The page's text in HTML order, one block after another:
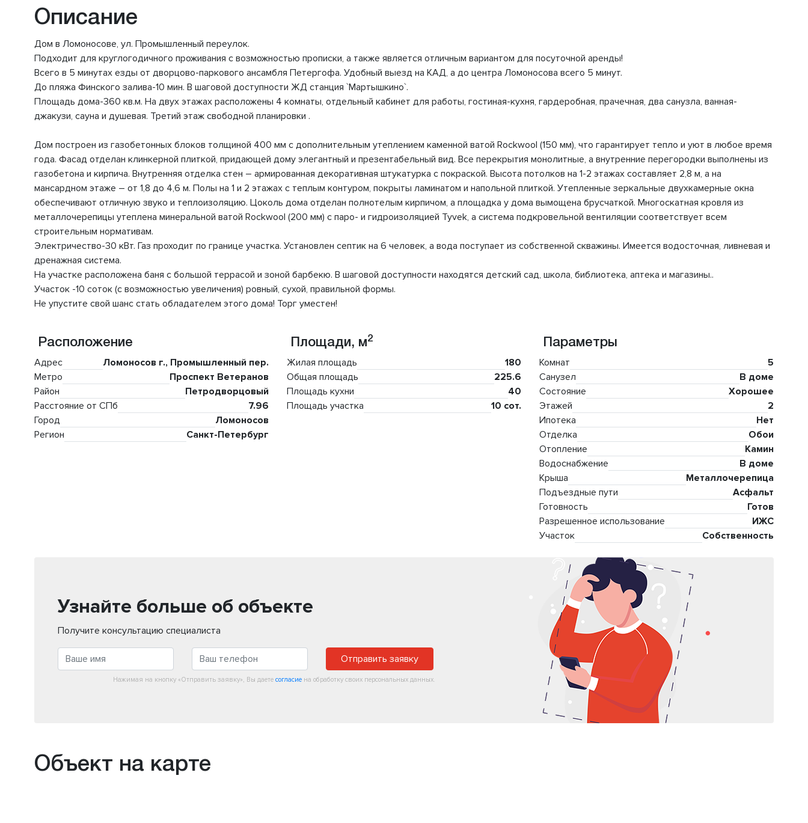
Описание
Дом в Ломоносове, ул. Промышленный переулок.
Подходит для круглогодичного проживания с возможностью прописки, а также является отличным вариантом для посуточной аренды!
Всего в 5 минутах езды от дворцово-паркового ансамбля Петергофа. Удобный выезд на КАД, а до центра Ломоносова всего 5 минут.
До пляжа Финского залива-10 мин. В шаговой доступности ЖД станция `Мартышкино`.
Площадь дома-360 кв.м. На двух этажах расположены 4 комнаты, отдельный кабинет для работы, гостиная-кухня, гардеробная, прачечная, два санузла, ванная-
джакузи, сауна и душевая. Третий этаж свободной планировки .
Дом построен из газобетонных блоков толщиной 400 мм с дополнительным утеплением каменной ватой Rockwool (150 мм), что гарантирует тепло и уют в любое время
года. Фасад отделан клинкерной плиткой, придающей дому элегантный и презентабельный вид. Все перекрытия монолитные, а внутренние перегородки выполнены из
газобетона и кирпича. Внутренняя отделка стен – армированная декоративная штукатурка с покраской. Высота потолков на 1-2 этажах составляет 2,8 м, а на
мансардном этаже – от 1,8 до 4,6 м. Полы на 1 и 2 этажах с теплым контуром, покрыты ламинатом и напольной плиткой. Утепленные зеркальные двухкамерные окна
обеспечивают отличную звуко и теплоизоляцию. Цоколь дома отделан полнотелым кирпичом, а площадка у дома вымощена брусчаткой. Многоскатная кровля из
металлочерепицы утеплена минеральной ватой Rockwool (200 мм) с паро- и гидроизоляцией Tyvek, а система подкровельной вентиляции соответствует всем
строительным нормативам.
Электричество-30 кВт. Газ проходит по границе участка. Установлен септик на 6 человек, а вода поступает из собственной скважины. Имеется водосточная, ливневая и
дренажная система.
На участке расположена баня с большой террасой и зоной барбекю. В шаговой доступности находятся детский сад, школа, библиотека, аптека и магазины..
Участок -10 соток (с возможностью увеличения) ровный, сухой, правильной формы.
Не упустите свой шанс стать обладателем этого дома! Торг уместен!
Расположение
Адрес
Ломоносов г., Промышленный пер.
Метро
Проспект Ветеранов
Район
Петродворцовый
Расстояние от СПб
7.96
Город
Ломоносов
Регион
Санкт-Петербург
Площади, м2
Жилая площадь
180
Общая площадь
225.6
Площадь кухни
40
Площадь участка
10 сот.
Параметры
Комнат
5
Санузел
В доме
Состояние
Хорошее
Этажей
2
Ипотека
Нет
Отделка
Обои
Отопление
Камин
Водоснабжение
В доме
Крыша
Металлочерепица
Подъездные пути
Асфальт
Готовность
Готов
Разрешенное использование
ИЖС
Участок
Собственность
Узнайте больше об объекте
Получите консультацию специалиста
Отправить заявку
Нажимая на кнопку «Отправить заявку», Вы даете согласиена обработку своих персональных данных.
Объект на карте